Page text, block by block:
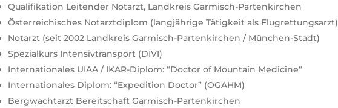
Qualifikation Leitender Notarzt, Landkreis Garmisch-Partenkirchen
Österreichisches Notarztdiplom (langjährige Tätigkeit als Flugrettungsarzt)
Notarzt (seit 2002 Landkreis Garmisch-Partenkirchen / München-Stadt)
Spezialkurs Intensivtransport (DIVI)
Internationales UIAA / IKAR-Diplom: “Doctor of Mountain Medicine“
Internationales Diplom: “Expedition Doctor” (ÖGAHM)
Bergwachtarzt Bereitschaft Garmisch-Partenkirchen